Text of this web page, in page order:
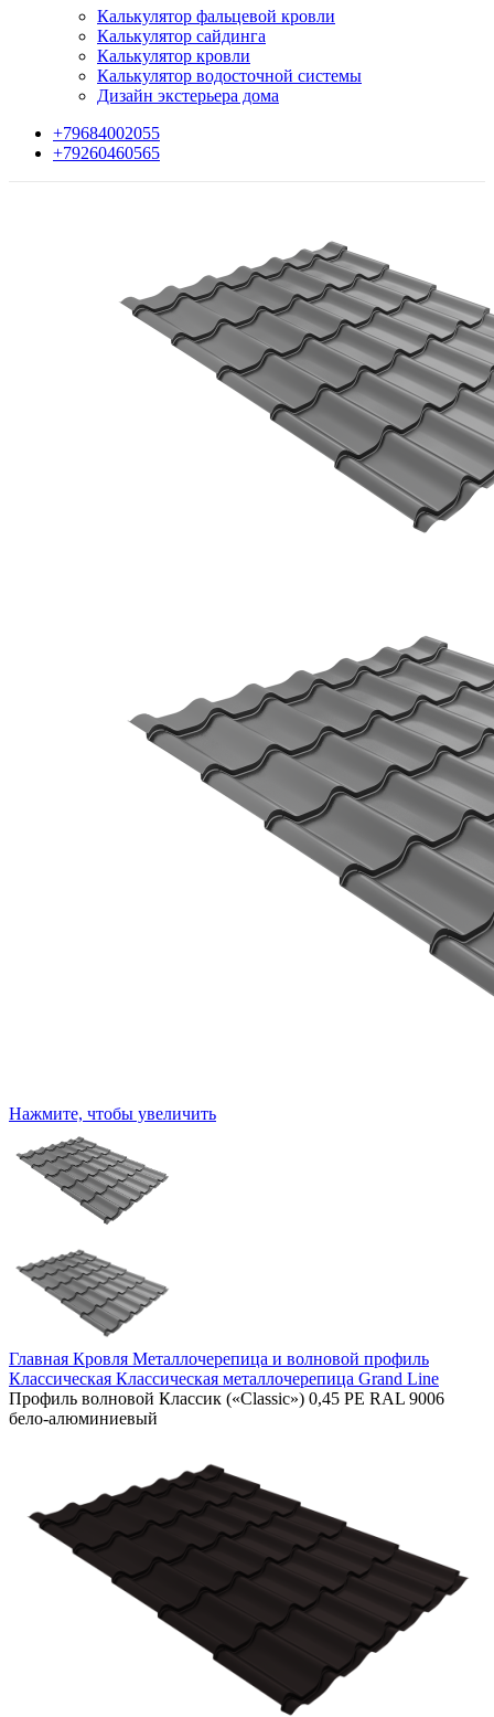
Калькулятор фальцевой кровли
Калькулятор сайдинга
Калькулятор кровли
Калькулятор водосточной системы
Дизайн экстерьера дома
+79684002055
+79260460565
Нажмите, чтобы увеличить
Главная Кровля Металлочерепица и волновой профиль
Классическая Классическая металлочерепица Grand Line
Профиль волновой Классик («Classic») 0,45 PE RAL 9006
бело-алюминиевый